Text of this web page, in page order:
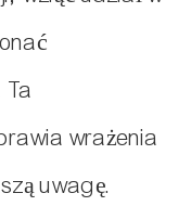
wrażenia
uwagę.